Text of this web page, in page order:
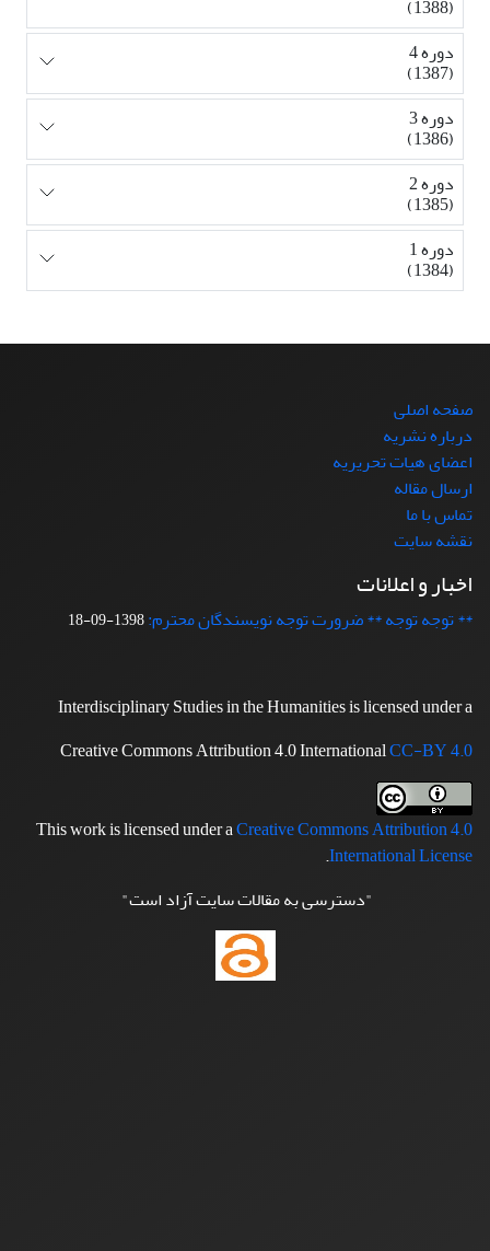
(1388)
دوره 4
(1387)
دوره 3
(1386)
دوره 2
(1385)
دوره 1
(1384)
صفحه اصلی
درباره نشریه
اعضای هیات تحریریه
ارسال مقاله
تماس با ما
نقشه سایت
اخبار و اعلانات
** توجه توجه ** ضرورت توجه نویسندگان محترم:1398-09-18
Interdisciplinary Studies in the Humanities is licensed under a
Creative Commons Attribution 4.0 InternationalCC-BY 4.0
This work is licensed under aCreative Commons Attribution 4.0
International License
.
"دسترسی به مقالات سایت آزاد است"